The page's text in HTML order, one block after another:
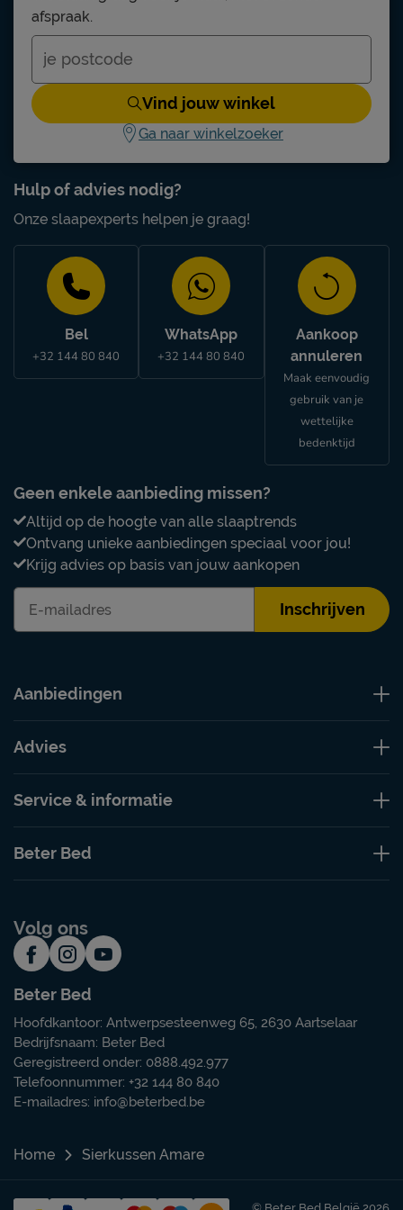
Wasinstructies
wasbaar tot 30°C
Drooginstructies
temperatuur
Strijkinstructies
niet strijken
Hulp of advies nodig?
Onze slaapexperts helpen je graag!
Bel
+32 144 80 840
WhatsApp
+32 144 80 840
Aankoop
annuleren
Maak eenvoudig
gebruik van je
wettelijke
bedenktijd
Geen enkele aanbieding missen?
Altijd op de hoogte van alle slaaptrends
Ontvang unieke aanbiedingen speciaal voor jou!
Krijg advies op basis van jouw aankopen
Inschrijven
afspraak.
Vind jouw winkel
Ga naar winkelzoeker
Aanbiedingen
Advies
Service & informatie
Beter Bed
Volg ons
Beter Bed
Hoofdkantoor: Antwerpsesteenweg 65, 2630 Aartselaar
Bedrijfsnaam: Beter Bed
Geregistreerd onder: 0888.492.977
Telefoonnummer: +32 144 80 840
E-mailadres: info@beterbed.be
Home Sierkussen Amare